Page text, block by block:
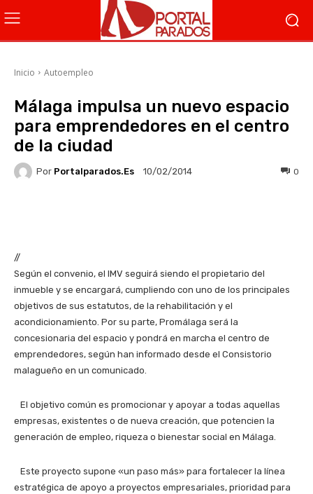
Inicio Autoempleo
Málaga impulsa un nuevo espacio
para emprendedores en el centro
de la ciudad
Por Portalparados.es 10/02/2014 0
//
Según el convenio, el IMV seguirá siendo el propietario del
inmueble y se encargará, cumpliendo con uno de los principales
objetivos de sus estatutos, de la rehabilitación y el
acondicionamiento. Por su parte, Promálaga será la
concesionaria del espacio y pondrá en marcha el centro de
emprendedores, según han informado desde el Consistorio
malagueño en un comunicado.
El objetivo común es promocionar y apoyar a todas aquellas
empresas, existentes o de nueva creación, que potencien la
generación de empleo, riqueza o bienestar social en Málaga.
Este proyecto supone «un paso más» para fortalecer la línea
estratégica de apoyo a proyectos empresariales, prioridad para